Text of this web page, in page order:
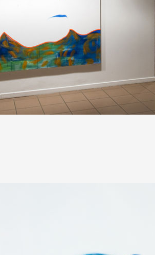
Actions
Documentation
Visites d'ateliers